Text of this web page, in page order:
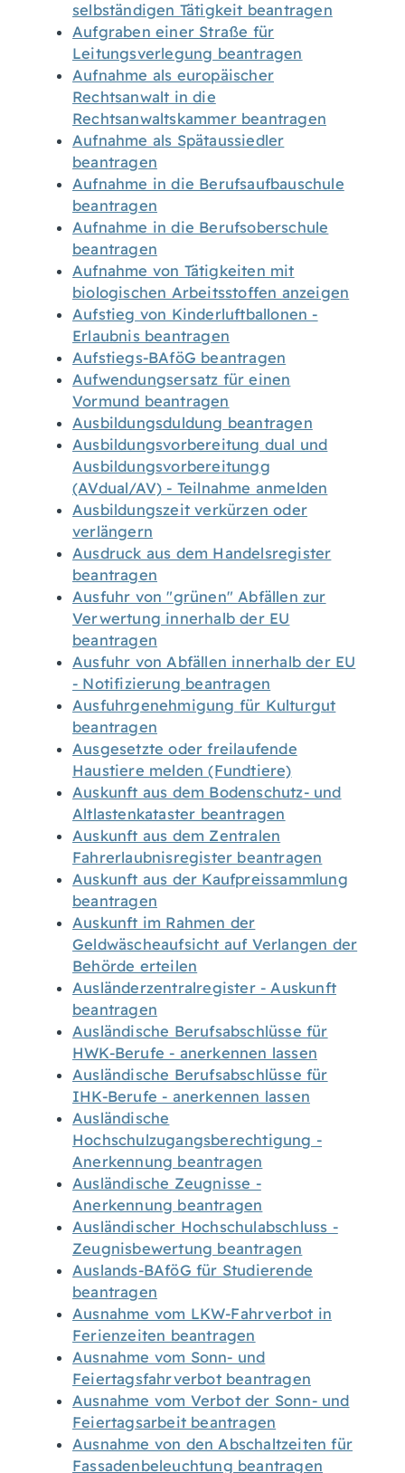
selbständigen Tätigkeit beantragen
Aufgraben einer Straße für
Leitungsverlegung beantragen
Aufnahme als europäischer
Rechtsanwalt in die
Rechtsanwaltskammer beantragen
Aufnahme als Spätaussiedler
beantragen
Aufnahme in die Berufsaufbauschule
beantragen
Aufnahme in die Berufsoberschule
beantragen
Aufnahme von Tätigkeiten mit
biologischen Arbeitsstoffen anzeigen
Aufstieg von Kinderluftballonen -
Erlaubnis beantragen
Aufstiegs-BAföG beantragen
Aufwendungsersatz für einen
Vormund beantragen
Ausbildungsduldung beantragen
Ausbildungsvorbereitung dual und
Ausbildungsvorbereitungg
(AVdual/AV) - Teilnahme anmelden
Ausbildungszeit verkürzen oder
verlängern
Ausdruck aus dem Handelsregister
beantragen
Ausfuhr von "grünen" Abfällen zur
Verwertung innerhalb der EU
beantragen
Ausfuhr von Abfällen innerhalb der EU
- Notifizierung beantragen
Ausfuhrgenehmigung für Kulturgut
beantragen
Ausgesetzte oder freilaufende
Haustiere melden (Fundtiere)
Auskunft aus dem Bodenschutz- und
Altlastenkataster beantragen
Auskunft aus dem Zentralen
Fahrerlaubnisregister beantragen
Auskunft aus der Kaufpreissammlung
beantragen
Auskunft im Rahmen der
Geldwäscheaufsicht auf Verlangen der
Behörde erteilen
Ausländerzentralregister - Auskunft
beantragen
Ausländische Berufsabschlüsse für
HWK-Berufe - anerkennen lassen
Ausländische Berufsabschlüsse für
IHK-Berufe - anerkennen lassen
Ausländische
Hochschulzugangsberechtigung -
Anerkennung beantragen
Ausländische Zeugnisse -
Anerkennung beantragen
Ausländischer Hochschulabschluss -
Zeugnisbewertung beantragen
Auslands-BAföG für Studierende
beantragen
Ausnahme vom LKW-Fahrverbot in
Ferienzeiten beantragen
Ausnahme vom Sonn- und
Feiertagsfahrverbot beantragen
Ausnahme vom Verbot der Sonn- und
Feiertagsarbeit beantragen
Ausnahme von den Abschaltzeiten für
Fassadenbeleuchtung beantragen